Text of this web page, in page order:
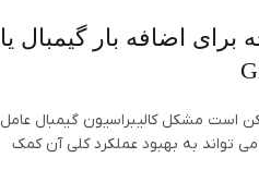
اضافه بار گیمبال یا
است مشکل کالیبراسیون گیمبال عامل
می تواند به بهبود عملکرد کلی آن کمک